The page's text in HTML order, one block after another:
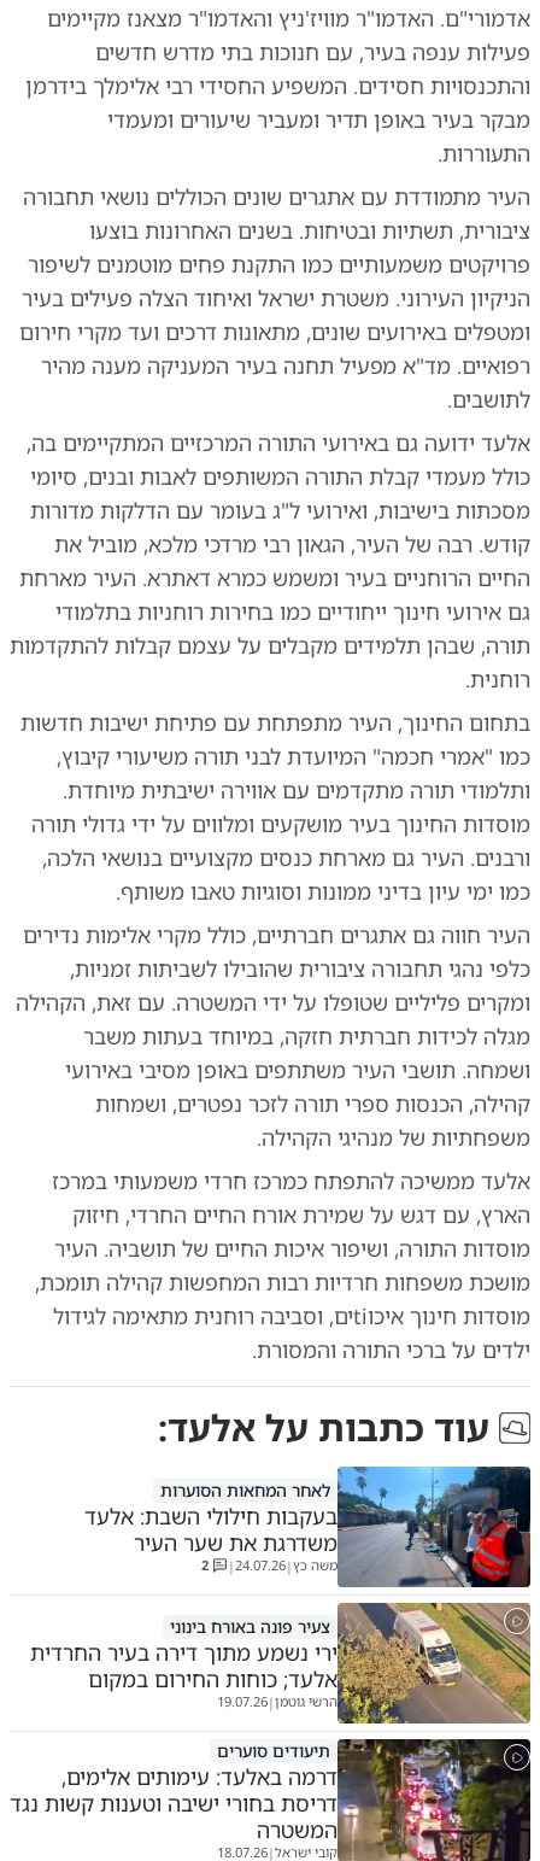
אדמורי"ם. האדמו"ר מוויז'ניץ והאדמו"ר מצאנז מקיימים
פעילות ענפה בעיר, עם חנוכות בתי מדרש חדשים
והתכנסויות חסידים. המשפיע החסידי רבי אלימלך בידרמן
מבקר בעיר באופן תדיר ומעביר שיעורים ומעמדי
התעוררות.
העיר מתמודדת עם אתגרים שונים הכוללים נושאי תחבורה
ציבורית, תשתיות ובטיחות. בשנים האחרונות בוצעו
פרויקטים משמעותיים כמו התקנת פחים מוטמנים לשיפור
הניקיון העירוני. משטרת ישראל ואיחוד הצלה פעילים בעיר
ומטפלים באירועים שונים, מתאונות דרכים ועד מקרי חירום
רפואיים. מד"א מפעיל תחנה בעיר המעניקה מענה מהיר
לתושבים.
אלעד ידועה גם באירועי התורה המרכזיים המתקיימים בה,
כולל מעמדי קבלת התורה המשותפים לאבות ובנים, סיומי
מסכתות בישיבות, ואירועי ל"ג בעומר עם הדלקות מדורות
קודש. רבה של העיר, הגאון רבי מרדכי מלכא, מוביל את
החיים הרוחניים בעיר ומשמש כמרא דאתרא. העיר מארחת
גם אירועי חינוך ייחודיים כמו בחירות רוחניות בתלמודי
תורה, שבהן תלמידים מקבלים על עצמם קבלות להתקדמות
רוחנית.
בתחום החינוך, העיר מתפתחת עם פתיחת ישיבות חדשות
כמו "אמרי חכמה" המיועדת לבני תורה משיעורי קיבוץ,
ותלמודי תורה מתקדמים עם אווירה ישיבתית מיוחדת.
מוסדות החינוך בעיר מושקעים ומלווים על ידי גדולי תורה
ורבנים. העיר גם מארחת כנסים מקצועיים בנושאי הלכה,
כמו ימי עיון בדיני ממונות וסוגיות טאבו משותף.
העיר חווה גם אתגרים חברתיים, כולל מקרי אלימות נדירים
כלפי נהגי תחבורה ציבורית שהובילו לשביתות זמניות,
ומקרים פליליים שטופלו על ידי המשטרה. עם זאת, הקהילה
מגלה לכידות חברתית חזקה, במיוחד בעתות משבר
ושמחה. תושבי העיר משתתפים באופן מסיבי באירועי
קהילה, הכנסות ספרי תורה לזכר נפטרים, ושמחות
משפחתיות של מנהיגי הקהילה.
אלעד ממשיכה להתפתח כמרכז חרדי משמעותי במרכז
הארץ, עם דגש על שמירת אורח החיים החרדי, חיזוק
מוסדות התורה, ושיפור איכות החיים של תושביה. העיר
מושכת משפחות חרדיות רבות המחפשות קהילה תומכת,
מוסדות חינוך איכוtiים, וסביבה רוחנית מתאימה לגידול
ילדים על ברכי התורה והמסורת.
עוד כתבות עלאלעד:
לאחר המחאות הסוערות
בעקבות חילולי השבת: אלעד
משדרגת את שער העיר
משה כץ|
24.07.26
|
2
צעיר פונה באורח בינוני
ירי נשמע מתוך דירה בעיר החרדית
אלעד; כוחות החירום במקום
הרשי גוטמן|
19.07.26
תיעודים סוערים
דרמה באלעד: עימותים אלימים,
דריסת בחורי ישיבה וטענות קשות נגד
המשטרה
קובי ישראל|
18.07.26